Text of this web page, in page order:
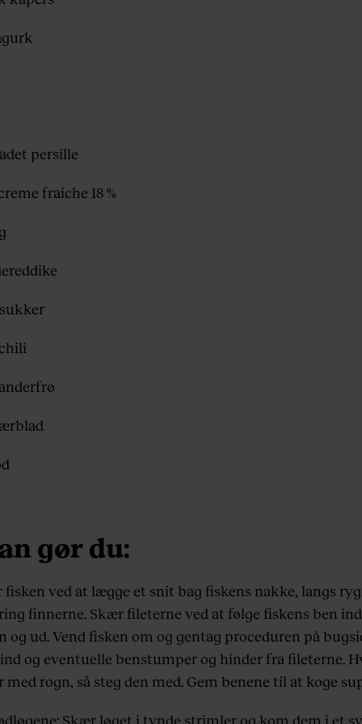
persille
fraiche 18 %
gør du:
ved at lægge et snit bag fiskens nakke, langs
finnerne. Skær fileterne ved at følge fiskens ben
og ud. Vend fisken om og gentag proceduren på
og eventuelle benstumper og hinder fra fileterne.
med rogn, så steg den med. Gem benene til at koge
Skær løget i tynde strimler og kom dem i et